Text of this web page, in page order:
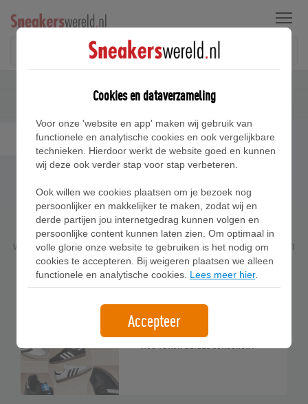
Menu
Sneakers Blog
Voor als je inspiratie nodig hebt of simpelweg meer wilt
weten over nieuwe sneaker releases, populaire producten
en meer.
Meest bekeken
Cookies en dataverzameling
Voor onze 'website en app' maken wij gebruik van
functionele en analytische cookies en ook vergelijkbare
technieken. Hierdoor werkt de website goed en kunnen
wij deze ook verder stap voor stap verbeteren.
Ook willen we cookies plaatsen om je bezoek nog
persoonlijker en makkelijker te maken, zodat wij en
derde partijen jou internetgedrag kunnen volgen en
persoonlijke content kunnen laten zien. Om optimaal in
volle glorie onze website te gebruiken is het nodig om
cookies te accepteren. Bij weigeren plaatsen we alleen
functionele en analytische cookies. Lees meer hier.
Accepteer